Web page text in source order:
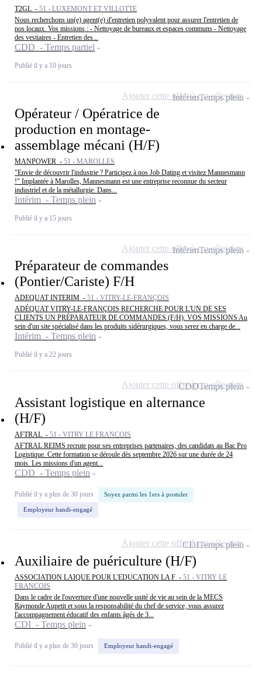
T2GL - 51 - LUXEMONT ET VILLOTTE
Nous recherchons un(e) agent(e) d'entretien polyvalent pour assurer l'entretien de
nos locaux. Vos missions : - Nettoyage de bureaux et espaces communs - Nettoyage
des vestiaires - Entretien des...
CDD - Temps partiel
Publié il y a 10 jours
Opérateur / Opératrice de
production en montage-
assemblage mécani (H/F)
MANPOWER - 51 - MAROLLES
"Envie de découvrir l'industrie ? Participez à nos Job Dating et visitez Mannesmann
!" Implantée à Marolles, Mannesmann est une entreprise reconnue du secteur
industriel et de la métallurgie. Dans...
Intérim - Temps plein
Publié il y a 15 jours
IntérimTemps plein
Ajouter cette offre à ma sélection
Préparateur de commandes
(Pontier/Cariste) F/H
ADEQUAT INTERIM - 51 - VITRY-LE-FRANÇOIS
ADÉQUAT VITRY-LE-FRANÇOIS RECHERCHE POUR L'UN DE SES
CLIENTS UN PRÉPARATEUR DE COMMANDES (F/H). VOS MISSIONS Au
sein d'un site spécialisé dans les produits sidérurgiques, vous serez en charge de...
Intérim - Temps plein
Publié il y a 22 jours
IntérimTemps plein
Ajouter cette offre à ma sélection
Assistant logistique en alternance
(H/F)
AFTRAL - 51 - VITRY LE FRANCOIS
AFTRAL REIMS recrute pour ses entreprises partenaires, des candidats au Bac Pro
Logistique. Cette formation se déroule dès septembre 2026 sur une durée de 24
mois. Les missions d'un agent...
CDD - Temps plein
Publié il y a plus de 30 jours Soyez parmi les 1ers à postuler
Employeur handi-engagé
CDDTemps plein
Ajouter cette offre à ma sélection
Auxiliaire de puériculture (H/F)
ASSOCIATION LAIQUE POUR L'EDUCATION LA F - 51 - VITRY LE
FRANCOIS
Dans le cadre de l'ouverture d'une nouvelle unité de vie au sein de la MECS
Raymonde Aupetit et sous la responsabilité du chef de service, vous assurez
l'accompagnement éducatif des enfants âgés de 3...
CDI - Temps plein
Publié il y a plus de 30 jours Employeur handi-engagé
CDITemps plein
Ajouter cette offre à ma sélection